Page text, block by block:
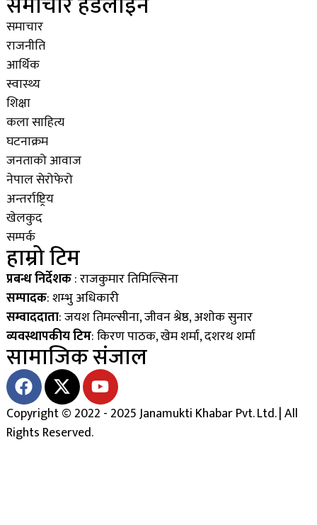
समाचार
राजनीति
आर्थिक
स्वास्थ्य
शिक्षा
कला साहित्य
घटनाक्रम
जनताको आवाज
नेपाल सेरोफेरो
अन्तर्राष्ट्रिय
खेलकुद
सम्पर्क
हाम्रो टिम
प्रबन्ध निर्देशक: राजकुमार तिमिल्सिना
सम्पादक: शम्भु अधिकारी
सम्वाददाता: जयश तिमल्सीना, जीवन श्रेष्ठ, अशाेक सुनार
व्यवस्थापकीय टिम: किरण पाठक, खेम शर्मा, दशरथ शर्मा
सामाजिक संजाल
Copyright © 2022 - 2025 Janamukti Khabar Pvt. Ltd. | All
Rights Reserved.